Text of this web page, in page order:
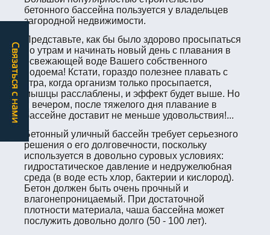
бетонного бассейна пользуется у владельцев
загородной недвижимости.
Представьте, как бы было здорово просыпаться
по утрам и начинать новый день с плавания в
освежающей воде Вашего собственного
водоема! Кстати, гораздо полезнее плавать с
утра, когда организм только просыпается,
мышцы расслаблены, и эффект будет выше. Но
и вечером, после тяжелого дня плавание в
бассейне доставит не меньше удовольствия!...
Бетонный уличный бассейн требует серьезного
решения о его долговечности, поскольку
используется в довольно суровых условиях:
гидростатическое давление и недружелюбная
среда (в воде есть хлор, бактерии и кислород).
Бетон должен быть очень прочный и
влагонепроницаемый. При достаточной
плотности материала, чаша бассейна может
послужить довольно долго (50 - 100 лет).